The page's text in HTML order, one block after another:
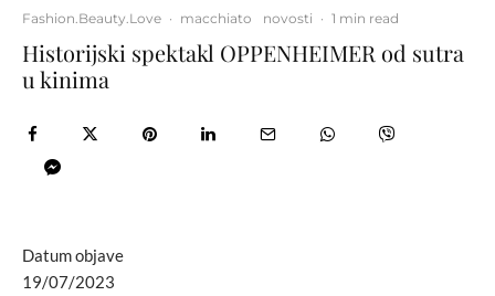
Fashion.Beauty.Love · macchiato novosti · 1 min read
Historijski spektakl OPPENHEIMER od sutra
u kinima
Datum objave
19/07/2023